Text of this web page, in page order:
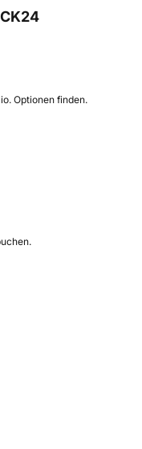
Optionen finden.